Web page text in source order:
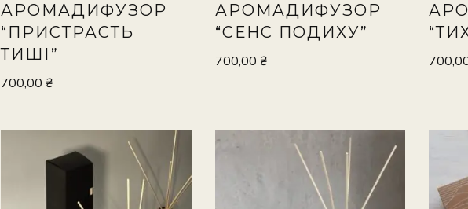
АРОМАДИФУЗОР
“ПРИСТРАСТЬ
ТИШІ”
700,00 ₴
АРОМАДИФУЗОР
“СЕНС ПОДИХУ”
700,00 ₴